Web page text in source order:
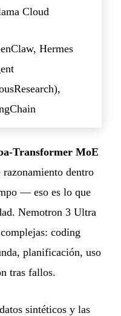
Cloud
Hermes
Transformer MoE
dentro
— eso es lo que
Nemotron 3 Ultra
coding
planificación, uso
tras fallos.
sintéticos y las